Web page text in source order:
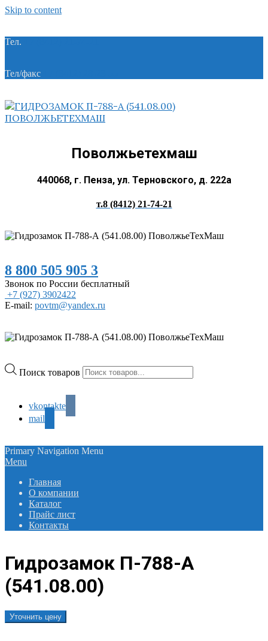
Skip to content
Тел.
Тел/факс
Поволжьетехмаш
440068, г. Пенза, ул. Терновского, д. 222а
т.8 (8412) 21-74-21
8 800 505 905 3
Звонок по России бесплатный
+7 (927) 3902422
E-mail: povtm@yandex.ru
Поиск товаров
vkontakte
mail
Primary Navigation Menu
Menu
Главная
О компании
Каталог
Прайс лист
Контакты
Гидрозамок П-788-А
(541.08.00)
Уточнить цену